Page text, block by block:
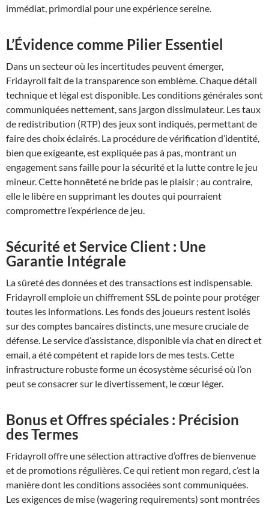
immédiat, primordial pour une expérience sereine.
L’Évidence comme Pilier Essentiel
Dans un secteur où les incertitudes peuvent émerger,
Fridayroll fait de la transparence son emblème. Chaque détail
technique et légal est disponible. Les conditions générales sont
communiquées nettement, sans jargon dissimulateur. Les taux
de redistribution (RTP) des jeux sont indiqués, permettant de
faire des choix éclairés. La procédure de vérification d’identité,
bien que exigeante, est expliquée pas à pas, montrant un
engagement sans faille pour la sécurité et la lutte contre le jeu
mineur. Cette honnêteté ne bride pas le plaisir ; au contraire,
elle le libère en supprimant les doutes qui pourraient
compromettre l’expérience de jeu.
Sécurité et Service Client : Une
Garantie Intégrale
La sûreté des données et des transactions est indispensable.
Fridayroll emploie un chiffrement SSL de pointe pour protéger
toutes les informations. Les fonds des joueurs restent isolés
sur des comptes bancaires distincts, une mesure cruciale de
défense. Le service d’assistance, disponible via chat en direct et
email, a été compétent et rapide lors de mes tests. Cette
infrastructure robuste forme un écosystème sécurisé où l’on
peut se consacrer sur le divertissement, le cœur léger.
Bonus et Offres spéciales : Précision
des Termes
Fridayroll offre une sélection attractive d’offres de bienvenue
et de promotions régulières. Ce qui retient mon regard, c’est la
manière dont les conditions associées sont communiquées.
Les exigences de mise (wagering requirements) sont montrées